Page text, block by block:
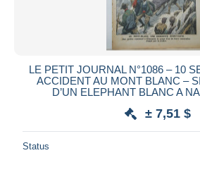
LE PETIT JOURNAL N°1086 – 10
ACCIDENT AU MONT BLANC –
D’UN ELEPHANT BLANC A
± 7,51 $
Status